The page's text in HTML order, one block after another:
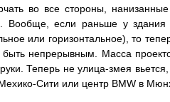
во все стороны,
Вообще, если раньше у здания
или горизонтальное), то
непрерывным. Масса
Теперь не улица-змея
Сити или центр BMW в